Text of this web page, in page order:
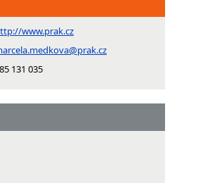
www.prak.cz
131 035